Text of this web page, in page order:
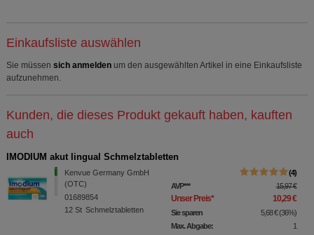
Einkaufsliste auswählen
Sie müssen sich anmelden um den ausgewählten Artikel in eine Einkaufsliste
aufzunehmen.
Kunden, die dieses Produkt gekauft haben, kauften
auch
IMODIUM akut lingual Schmelztabletten
Kenvue Germany GmbH
(OTC)
01689854
12 St Schmelztabletten
4
AVP*** 15,97 €
Unser Preis* 10,29 €
Sie sparen 5,68 € (36%)
Max. Abgabe:
1